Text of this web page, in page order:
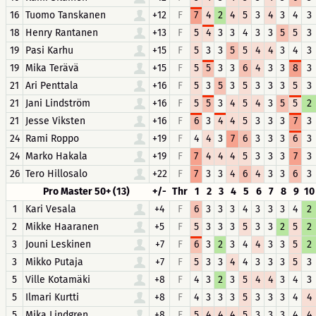
16 Tuomo Tanskanen +12 F 7 4 2 4 5 3 4 3 4
3
18 Henry Rantanen +13 F 5 4 3 3 4 3 3 5 5
3
19 Pasi Karhu +15 F 5 3 3 5 5 4 4 3 4
3
19 Mika Terävä +15 F 5 5 3 3 6 4 3 3 8
3
21 Ari Penttala +16 F 5 3 5 3 5 3 3 3 5
3
21
Jani Lindström +16 F 5 5 3 4 5 4 3 5 5
2
21
Jesse Viksten +16 F 6 3 4 4 5 3 3 3 7
3
24 Rami Roppo +19 F 4 4 3 7 6 3 3 3 6
3
24 Marko Hakala +19 F 7 4 4 4 5 3 3 3 7
3
26 Tero Hillosalo +22 F 7 3 3 4 6 4 3 3 6
3
Pro Master 50+ (13)
+/- Thr 1 2 3 4 5 6 7 8 9 10
1
Kari Vesala +4 F 6 3 3 3 4 3 3 3 4
2
2
Mikke Haaranen +5 F 5 3 3 3 5 3 3 2 5
2
3
Jouni Leskinen +7 F 6 3 2 3 4 4 3 3 5
2
3
Mikko Putaja +7 F 5 3 3 4 4 3 3 3 5
3
5
Ville Kotamäki +8 F 4 3 2 3 5 4 4 3 4
3
5
Ilmari Kurtti +8 F 4 3 3 3 5 3 3 3 4
4